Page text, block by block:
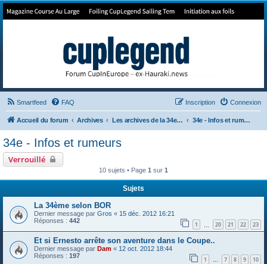
Forum de Cup In Europe
Smartfeed FAQ Connexion
Inscription
Accueil du forum Archives Les archives de la 34e America's Cup 34e - Infos et rumeurs
34e - Infos et rumeurs
Verrouillé
10 sujets • Page 1 sur 1
Sujets
La 34ème selon BOR
Dernier message par Gros « 15 déc. 2012 16:21
Réponses : 442 1 20 21 22 23
Et si Ernesto arrête son aventure dans le Coupe..
Dernier message par Dam « 12 oct. 2012 18:44
Réponses : 197 1 … 7 8 9 10